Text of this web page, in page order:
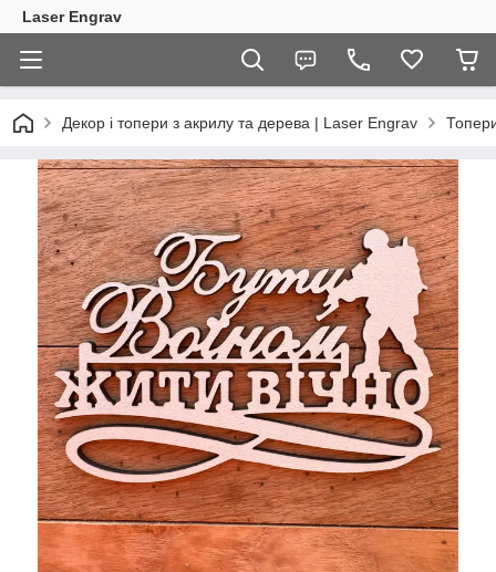
Laser Engrav
Декор і топери з акрилу та дерева | Laser Engrav